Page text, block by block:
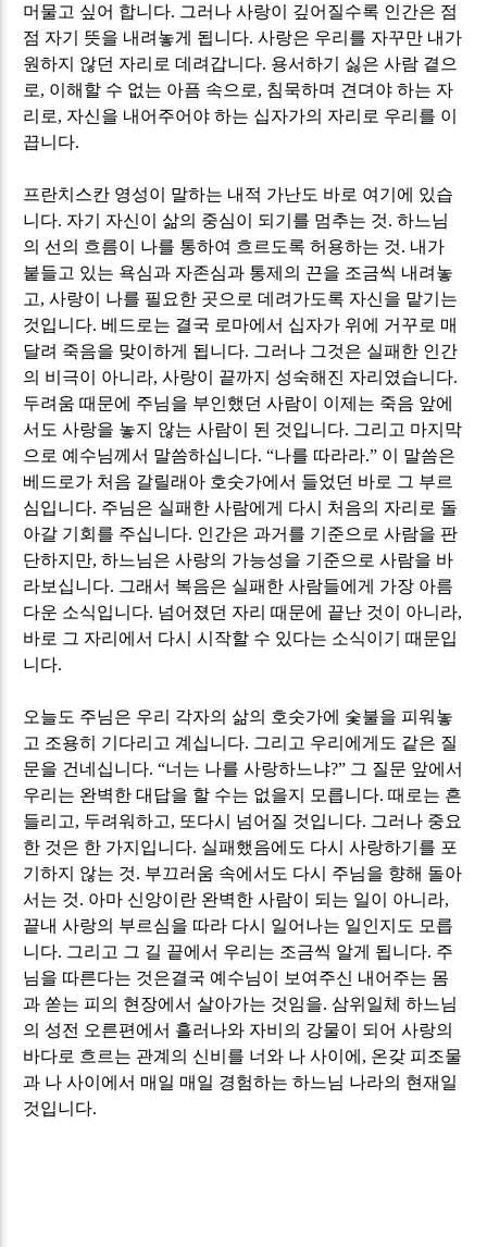
머물고 싶어 합니다. 그러나 사랑이 깊어질수록 인간은 점
점 자기 뜻을 내려놓게 됩니다.사랑은 우리를 자꾸만 내가
원하지 않던 자리로 데려갑니다. 용서하기 싫은 사람 곁으
로, 이해할 수 없는 아픔 속으로, 침묵하며 견뎌야 하는 자
리로, 자신을 내어주어야 하는 십자가의 자리로 우리를 이
끕니다.
프란치스칸 영성이 말하는 내적 가난도 바로 여기에 있습
니다. 자기 자신이 삶의 중심이 되기를 멈추는 것.하느님
의 선의 흐름이 나를 통하여 흐르도록 허용하는 것. 내가
붙들고 있는 욕심과 자존심과 통제의 끈을 조금씩 내려놓
고,사랑이 나를 필요한 곳으로 데려가도록 자신을 맡기는
것입니다. 베드로는 결국 로마에서 십자가 위에 거꾸로 매
달려 죽음을 맞이하게 됩니다. 그러나 그것은 실패한 인간
의 비극이 아니라,사랑이 끝까지 성숙해진 자리였습니다.
두려움 때문에 주님을 부인했던 사람이 이제는 죽음 앞에
서도 사랑을 놓지 않는 사람이 된 것입니다. 그리고 마지막
으로 예수님께서 말씀하십니다. “나를 따라라.” 이 말씀은
베드로가 처음 갈릴래아 호숫가에서 들었던 바로 그 부르
심입니다. 주님은 실패한 사람에게 다시 처음의 자리로 돌
아갈 기회를 주십니다. 인간은 과거를 기준으로 사람을 판
단하지만,하느님은 사랑의 가능성을 기준으로 사람을 바
라보십니다. 그래서 복음은 실패한 사람들에게 가장 아름
다운 소식입니다. 넘어졌던 자리 때문에 끝난 것이 아니라,
바로 그 자리에서 다시 시작할 수 있다는 소식이기 때문입
니다.
오늘도 주님은 우리 각자의 삶의 호숫가에 숯불을 피워놓
고 조용히 기다리고 계십니다. 그리고 우리에게도 같은 질
문을 건네십니다. “너는 나를 사랑하느냐?” 그 질문 앞에서
우리는 완벽한 대답을 할 수는 없을지 모릅니다.때로는 흔
들리고, 두려워하고, 또다시 넘어질 것입니다. 그러나 중요
한 것은 한 가지입니다. 실패했음에도 다시 사랑하기를 포
기하지 않는 것. 부끄러움 속에서도 다시 주님을 향해 돌아
서는 것. 아마 신앙이란 완벽한 사람이 되는 일이 아니라,
끝내 사랑의 부르심을 따라 다시 일어나는 일인지도 모릅
니다. 그리고 그 길 끝에서 우리는 조금씩 알게 됩니다. 주
님을 따른다는 것은결국 예수님이 보여주신 내어주는 몸
과 쏟는 피의 현장에서 살아가는 것임을. 삼위일체 하느님
의 성전 오른편에서 흘러나와 자비의 강물이 되어 사랑의
바다로 흐르는 관계의 신비를 너와 나 사이에 , 온갖 피조물
과 나 사이에서 매일 매일 경험하는 하느님 나라의 현재일
것입니다.